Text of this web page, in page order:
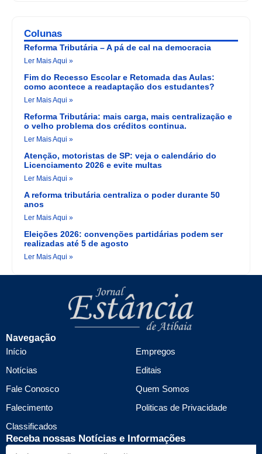
Colunas
Reforma Tributária – A pá de cal na democracia
Ler Mais Aqui »
Fim do Recesso Escolar e Retomada das Aulas:
como acontece a readaptação dos estudantes?
Ler Mais Aqui »
Reforma Tributária: mais carga, mais centralização e
o velho problema dos créditos continua.
Ler Mais Aqui »
Atenção, motoristas de SP: veja o calendário do
Licenciamento 2026 e evite multas
Ler Mais Aqui »
A reforma tributária centraliza o poder durante 50
anos
Ler Mais Aqui »
Eleições 2026: convenções partidárias podem ser
realizadas até 5 de agosto
Ler Mais Aqui »
Navegação
Início
Notícias
Fale Conosco
Falecimento
Classificados
Empregos
Editais
Quem Somos
Politicas de Privacidade
Receba nossas Notícias e Informações